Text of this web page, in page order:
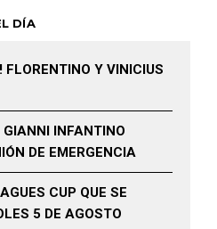
DÍA
FLORENTINO Y VINICIUS
INFANTINO
DE EMERGENCIA
CUP QUE SE
5 DE AGOSTO